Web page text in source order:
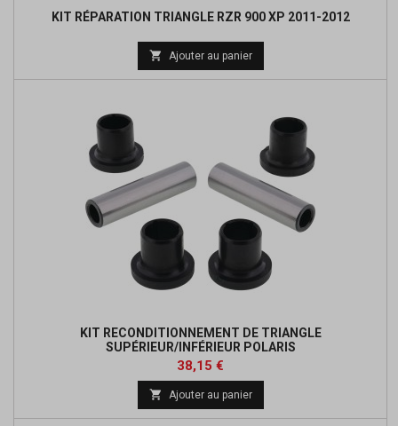
KIT RÉPARATION TRIANGLE RZR 900 XP 2011-2012
de
 Ajouter au panier
KIT RECONDITIONNEMENT DE TRIANGLE
SUPÉRIEUR/INFÉRIEUR POLARIS
Prix
38,15 €
base
 Ajouter au panier